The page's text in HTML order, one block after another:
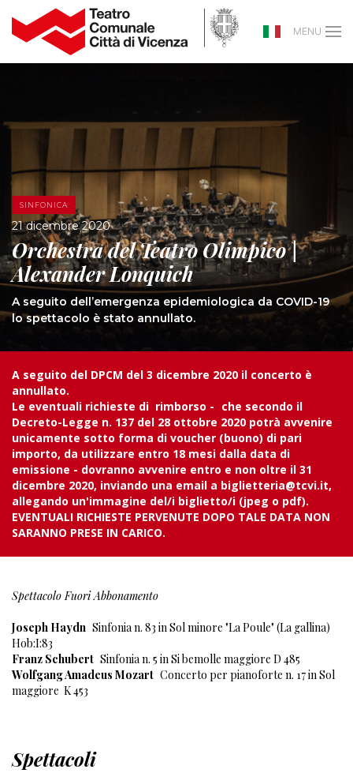
MENU
SINFONICA
21 dicembre 2020
Orchestra del Teatro Olimpico |
Alexander Lonquich
A seguito dell’emergenza epidemiologica da COVID-19
lo spettacolo è stato annullato.
A seguito del DPCM del 3 dicembre 2020 il concerto è
annullato.
Le eventuali richieste di rimborso - che secondo il
Decreto-Legge n. 137 del 28 ottobre 2020 potrà avvenire
unicamente sotto forma di voucher (buono) di pari
importo, da utilizzare entro 18 mesi dalla data di
emissione - dovranno avvenire entro e non oltre il 31
dicembre 2020, inviando una email a biglietteria@tcvi.it,
allegando un'immagine del/i biglietto/i (jpeg o pdf).
EVENTUALI RICHIESTE PERVENUTE DOPO TALE DATA NON
SARANNO PRESE IN CARICO.
Spettacolo Fuori Abbonamento
Joseph Haydn Sinfonia n. 83 in Sol minore "La Poule" (La gallina)
Hob:I:83
Franz Schubert Sinfonia n. 5 in Si bemolle maggiore D 485
Wolfgang Amadeus Mozart Concerto per pianoforte n. 17 in Sol
maggiore K 453
Spettacoli